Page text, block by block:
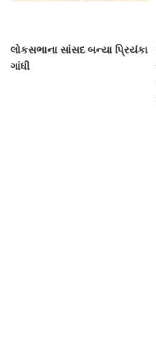
લોકસભાના સાંસદ બન્યા પ્રિયંકા
ગાંધી